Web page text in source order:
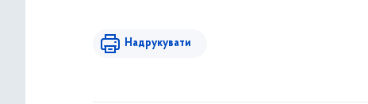
Надрукувати